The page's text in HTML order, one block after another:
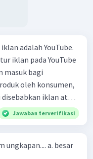
iklan pada YouTube
kepada
Jawaban terverifikasi
a. besar